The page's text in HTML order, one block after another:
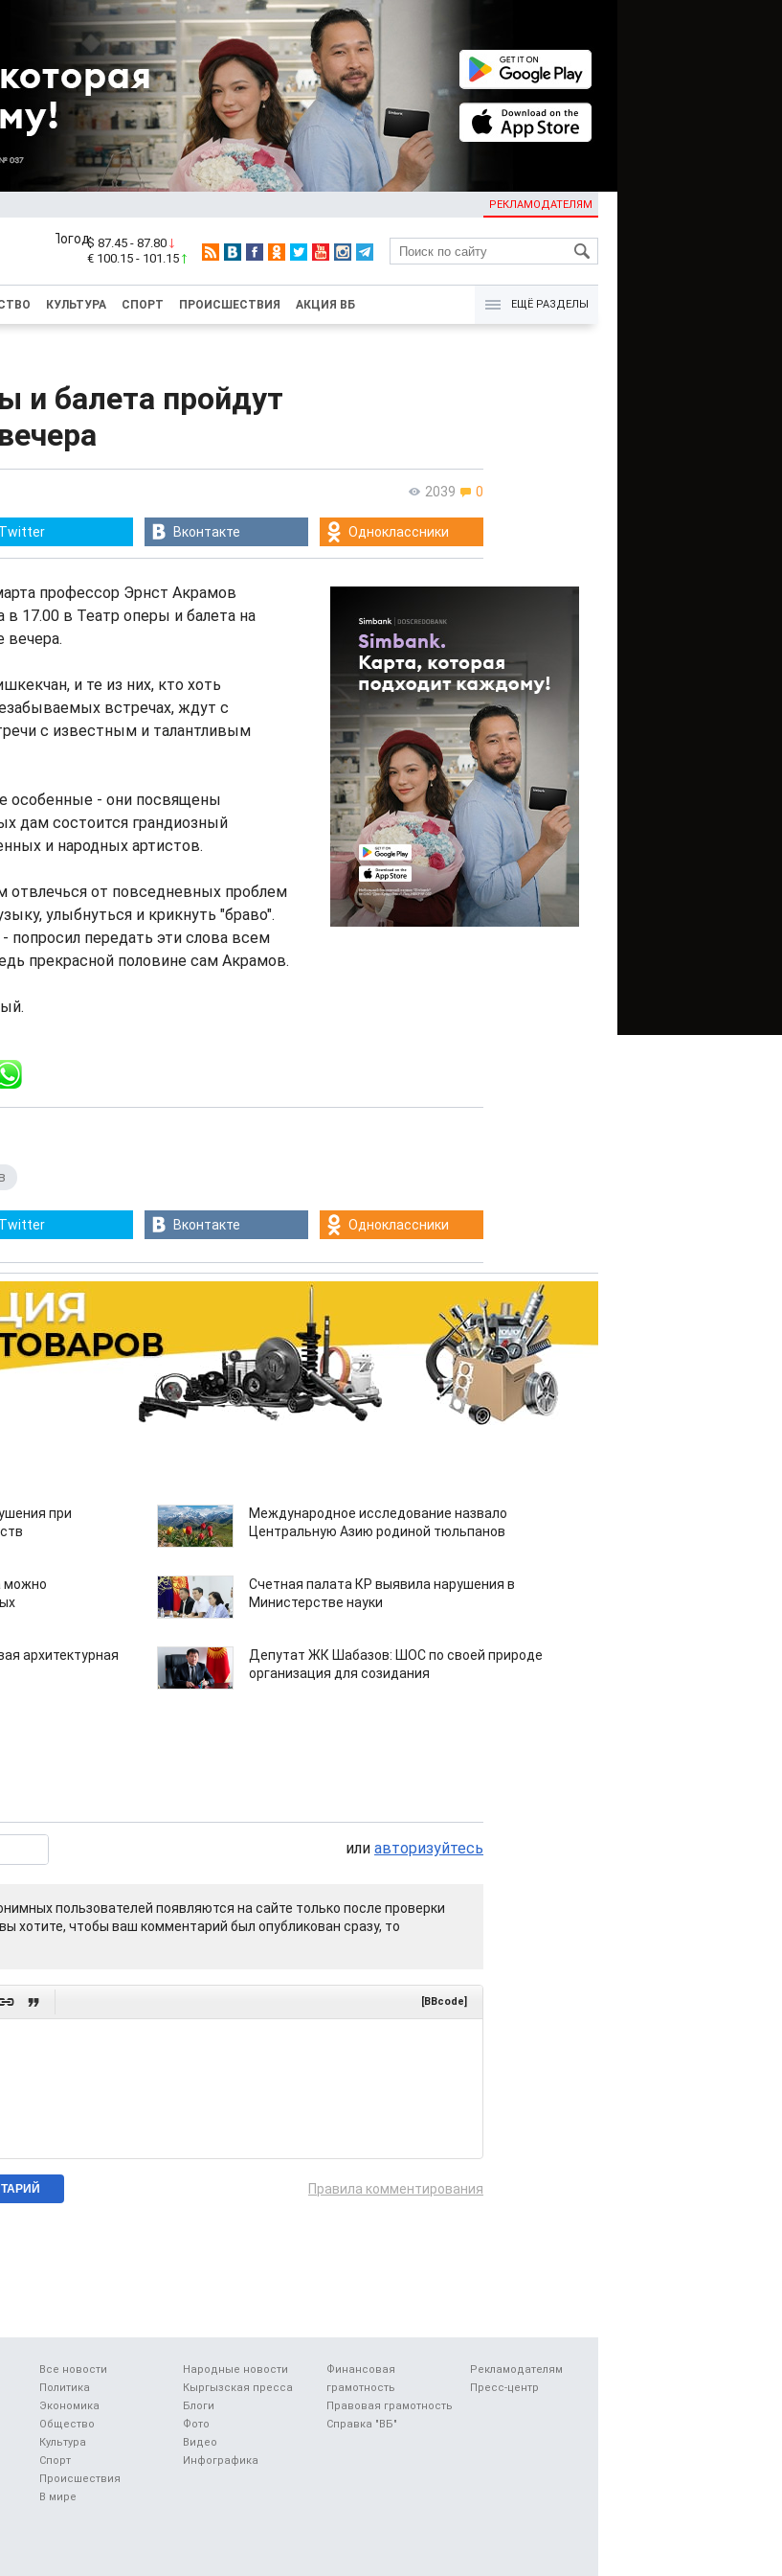
РЕКЛАМОДАТЕЛЯМ
KG
$ 87.45 - 87.80
€ 100.15 - 101.15
КУЛЬТУРА СПОРТ ПРОИСШЕСТВИЯ АКЦИЯ ВБ ЕЩЁ РАЗДЕЛЫ
и балета пройдут
2039 0
Twitter Вконтакте Одноклассники
профессор Эрнст Акрамов
в 17.00 в Театр оперы и балета на
вечера.
и те из них, кто хоть
встречах, ждут с
с известным и талантливым
особенные - они посвящены
дам состоится грандиозный
и народных артистов.
отвлечься от повседневных проблем
улыбнуться и крикнуть "браво".
попросил передать эти слова всем
прекрасной половине сам Акрамов.
Twitter Вконтакте Одноклассники
при
Международное исследование назвало
Центральную Азию родиной тюльпанов
можно
Счетная палата КР выявила нарушения в
Министерстве науки
архитектурная
Депутат ЖК Шабазов: ШОС по своей природе
организация для созидания
или авторизуйтесь
пользователей появляются на сайте только после проверки
хотите, чтобы ваш комментарий был опубликован сразу, то
 [BBcode]
Правила комментирования
Все новости
Политика
Экономика
Общество
Культура
Спорт
Происшествия
В мире
Народные новости
Кыргызская пресса
Блоги
Фото
Видео
Инфографика
Финансовая
грамотность
Правовая грамотность
Справка "ВБ"
Рекламодателям
Пресс-центр